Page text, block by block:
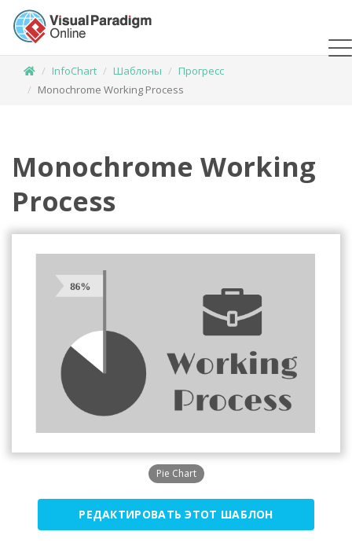
InfoChart Шаблоны
Прогресс
Monochrome Working Process
Monochrome Working
Process
Pie Chart
РЕДАКТИРОВАТЬ ЭТОТ ШАБЛОН